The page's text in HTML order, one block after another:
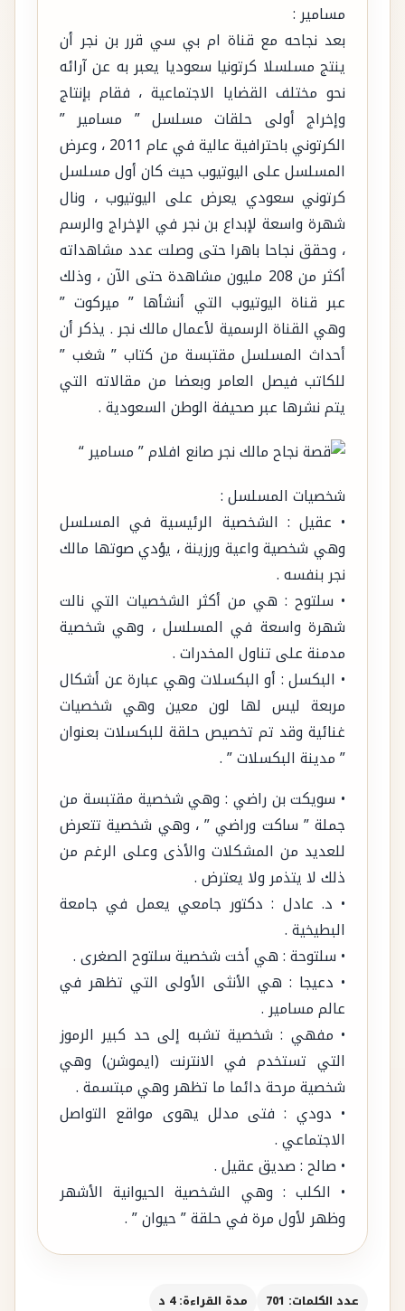
مسامير :
بعد نجاحه مع قناة ام بي سي قرر بن نجر أن
ينتج مسلسلا كرتونيا سعوديا يعبر به عن آرائه
نحو مختلف القضايا الاجتماعية ، فقام بإنتاج
وإخراج أولى حلقات مسلسل ” مسامير ”
الكرتوني باحترافية عالية في عام 2011 ، وعرض
المسلسل على اليوتيوب حيث كان أول مسلسل
كرتوني سعودي يعرض على اليوتيوب ، ونال
شهرة واسعة لإبداع بن نجر في الإخراج والرسم
، وحقق نجاحا باهرا حتى وصلت عدد مشاهداته
أكثر من 208 مليون مشاهدة حتى الآن ، وذلك
عبر قناة اليوتيوب التي أنشأها ” ميركوت ”
وهي القناة الرسمية لأعمال مالك نجر . يذكر أن
أحداث المسلسل مقتبسة من كتاب ” شغب ”
للكاتب فيصل العامر وبعضا من مقالاته التي
يتم نشرها عبر صحيفة الوطن السعودية .
شخصيات المسلسل :
• عقيل : الشخصية الرئيسية في المسلسل
وهي شخصية واعية ورزينة ، يؤدي صوتها مالك
نجر بنفسه .
• سلتوح : هي من أكثر الشخصيات التي نالت
شهرة واسعة في المسلسل ، وهي شخصية
مدمنة على تناول المخدرات .
• البكسل : أو البكسلات وهي عبارة عن أشكال
مربعة ليس لها لون معين وهي شخصيات
غنائية وقد تم تخصيص حلقة للبكسلات بعنوان
” مدينة البكسلات ” .
• سويكت بن راضي : وهي شخصية مقتبسة من
جملة ” ساكت وراضي ” ، وهي شخصية تتعرض
للعديد من المشكلات والأذى وعلى الرغم من
ذلك لا يتذمر ولا يعترض .
• د. عادل : دكتور جامعي يعمل في جامعة
البطيخية .
• سلتوحة : هي أخت شخصية سلتوح الصغرى .
• دعيجا : هي الأنثى الأولى التي تظهر في
عالم مسامير .
• مفهي : شخصية تشبه إلى حد كبير الرموز
التي تستخدم في الانترنت (ايموشن) وهي
شخصية مرحة دائما ما تظهر وهي مبتسمة .
• دودي : فتى مدلل يهوى مواقع التواصل
الاجتماعي .
• صالح : صديق عقيل .
• الكلب : وهي الشخصية الحيوانية الأشهر
وظهر لأول مرة في حلقة ” حيوان ” .
عدد الكلمات: 701 مدة القراءة: 4 د